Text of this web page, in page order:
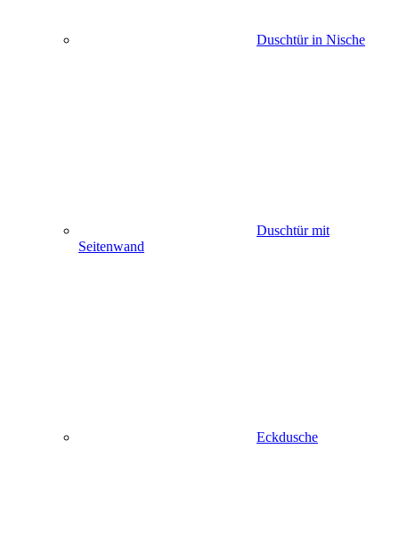
Duschtür in Nische
Duschtür mit
Seitenwand
Eckdusche